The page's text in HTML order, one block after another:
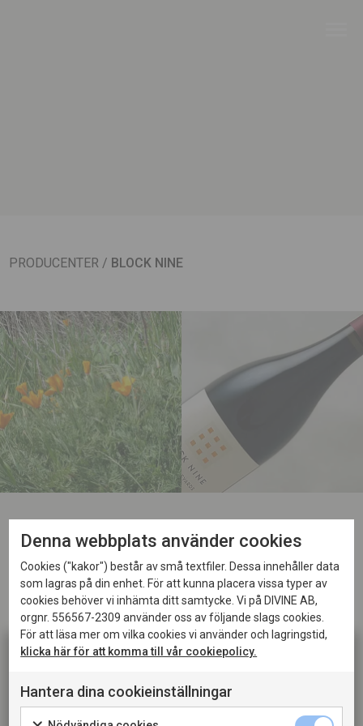
PRODUCENTER / BLOCK NINE
Superb pinot noir
producent!
Chicago och bestämde sig för att involvera sig i sin
livslånga passion istället, som råkade vara vin. Mike
Denna sida innehåller information om alkoholhaltiga
Denna webbplats använder cookies
Cookies ("kakor") består av små textfiler. Dessa innehåller data
som lagras på din enhet. För att kunna placera vissa typer av
cookies behöver vi inhämta ditt samtycke. Vi på DIVINE AB,
orgnr. 556567-2309 använder oss av följande slags cookies.
För att läsa mer om vilka cookies vi använder och lagringstid,
klicka här för att komma till vår cookiepolicy.
Hantera dina cookieinställningar